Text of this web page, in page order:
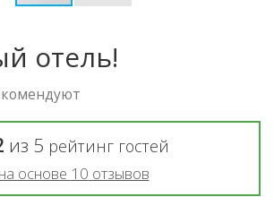
отель!
из 5 рейтинг гостей
на основе 10 отзывов